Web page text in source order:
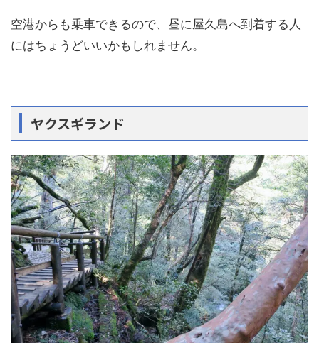
空港からも乗車できるので、昼に屋久島へ到着する人
にはちょうどいいかもしれません。
ヤクスギランド